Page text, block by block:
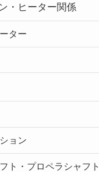
・ヒーター関係
ター
ョン
ト・プロペラシャフト